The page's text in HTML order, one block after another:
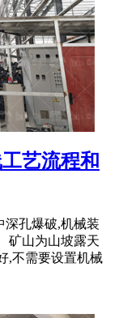
艺流程和
深孔爆破,机械装
矿山为山坡露天
,不需要设置机械